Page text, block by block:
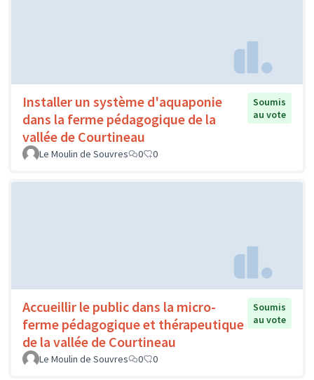
Installer un système d'aquaponie
dans la ferme pédagogique de la
vallée de Courtineau
Soumis
au vote
Le Moulin de Souvres 0 0
Accueillir le public dans la micro-
ferme pédagogique et thérapeutique
de la vallée de Courtineau
Soumis
au vote
Le Moulin de Souvres 0 0